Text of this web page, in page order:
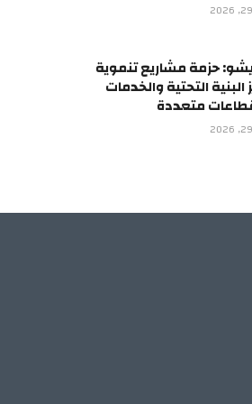
حزمة مشاريع تنموية
البنية التحتية والخدمات
متعددة